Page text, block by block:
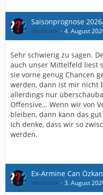
Saisonprognose
Hitchcock 4. August
Sehr schwierig zu sagen.
auch unser Mittelfeld liest
sie vorne genug Chancen
werden, dann ist mir nicht
allerdings nur
Offensive… Wenn wir von
bleiben, dann kann das gut
Ich denke, dass wir so
werden.
Ex-Armine Can Özkan
Hitchcock 3. August